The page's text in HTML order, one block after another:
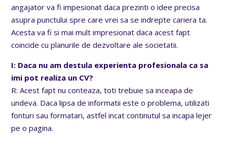
angajator va fi impesionat daca prezinti o idee precisa
asupra punctului spre care vrei sa se indrepte cariera ta.
Acesta va fi si mai mult impresionat daca acest fapt
coincide cu planurile de dezvoltare ale societatii.
I: Daca nu am destula experienta profesionala ca sa
imi pot realiza un CV?
R: Acest fapt nu conteaza, toti trebuie sa inceapa de
undeva. Daca lipsa de informatii este o problema, utilizati
fonturi sau formatari, astfel incat continutul sa incapa lejer
pe o pagina.